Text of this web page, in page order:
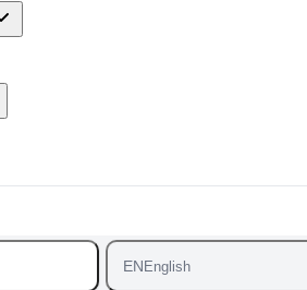
ENEnglish